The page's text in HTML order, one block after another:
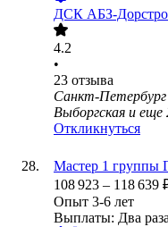
ДСК АБЗ-
4.2
•
23 отзыва
Санкт-Петербург
Выборгская и еще
Откликнуться
Мастер 1 группы
108 923 – 118 639
Опыт 3-6 лет
Выплаты: Два